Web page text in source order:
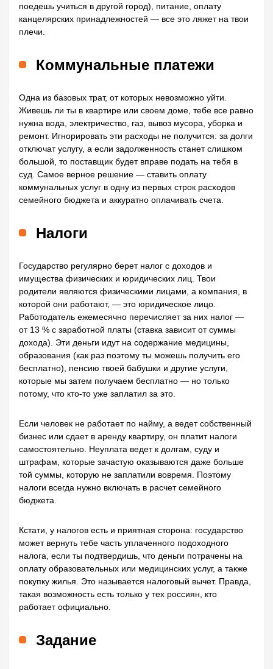
поедешь учиться в другой город), питание, оплату
канцелярских принадлежностей — все это ляжет на твои
плечи.
Коммунальные платежи
Одна из базовых трат, от которых невозможно уйти.
Живешь ли ты в квартире или своем доме, тебе все равно
нужна вода, электричество, газ, вывоз мусора, уборка и
ремонт. Игнорировать эти расходы не получится: за долги
отключат услугу, а если задолженность станет слишком
большой, то поставщик будет вправе подать на тебя в
суд. Самое верное решение — ставить оплату
коммунальных услуг в одну из первых строк расходов
семейного бюджета и аккуратно оплачивать счета.
Налоги
Государство регулярно берет налог с доходов и
имущества физических и юридических лиц. Твои
родители являются физическими лицами, а компания, в
которой они работают, — это юридическое лицо.
Работодатель ежемесячно перечисляет за них налог —
от 13 % с заработной платы (ставка зависит от суммы
дохода). Эти деньги идут на содержание медицины,
образования (как раз поэтому ты можешь получить его
бесплатно), пенсию твоей бабушки и другие услуги,
которые мы затем получаем бесплатно — но только
потому, что кто-то уже заплатил за это.
Если человек не работает по найму, а ведет собственный
бизнес или сдает в аренду квартиру, он платит налоги
самостоятельно. Неуплата ведет к долгам, суду и
штрафам, которые зачастую оказываются даже больше
той суммы, которую не заплатили вовремя. Поэтому
налоги всегда нужно включать в расчет семейного
бюджета.
Кстати, у налогов есть и приятная сторона: государство
может вернуть тебе часть уплаченного подоходного
налога, если ты подтвердишь, что деньги потрачены на
оплату образовательных или медицинских услуг, а также
покупку жилья. Это называется налоговый вычет. Правда,
такая возможность есть только у тех россиян, кто
работает официально.
Задание